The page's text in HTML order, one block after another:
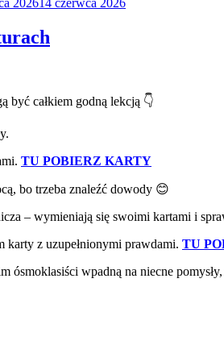
202614 czerwca 2026
być całkiem godną lekcją 👇
TU POBIERZ KARTY
bo trzeba znaleźć dowody 😊
– wymieniają się swoimi kartami i
karty z uzupełnionymi prawdami. TU
ósmoklasiści wpadną na niecne